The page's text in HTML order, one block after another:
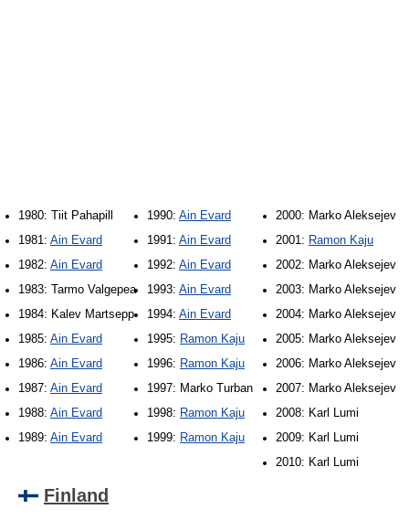
1980: Tiit Pahapill
1981: Ain Evard
1982: Ain Evard
1983: Tarmo Valgepea
1984: Kalev Martsepp
1985: Ain Evard
1986: Ain Evard
1987: Ain Evard
1988: Ain Evard
1989: Ain Evard
1990: Ain Evard
1991: Ain Evard
1992: Ain Evard
1993: Ain Evard
1994: Ain Evard
1995: Ramon Kaju
1996: Ramon Kaju
1997: Marko Turban
1998: Ramon Kaju
1999: Ramon Kaju
2000: Marko Aleksejev
2001: Ramon Kaju
2002: Marko Aleksejev
2003: Marko Aleksejev
2004: Marko Aleksejev
2005: Marko Aleksejev
2006: Marko Aleksejev
2007: Marko Aleksejev
2008: Karl Lumi
2009: Karl Lumi
2010: Karl Lumi
Finland